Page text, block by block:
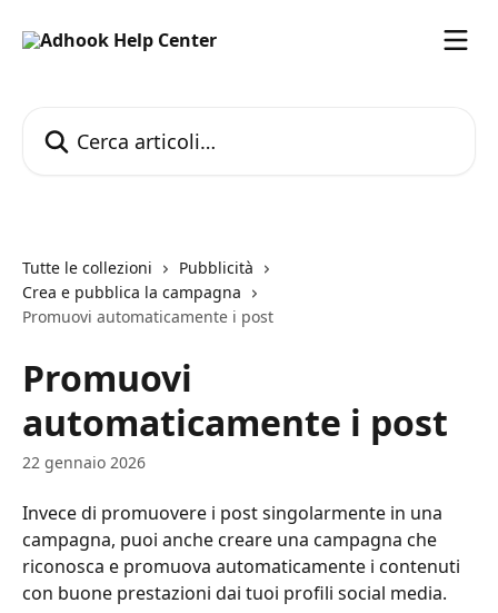
Tutte le collezioni
Pubblicità
Crea e pubblica la campagna
Promuovi automaticamente i post
Promuovi
automaticamente i post
22 gennaio 2026
Invece di promuovere i post singolarmente in una
campagna, puoi anche creare una campagna che
riconosca e promuova automaticamente i contenuti
con buone prestazioni dai tuoi profili social media.